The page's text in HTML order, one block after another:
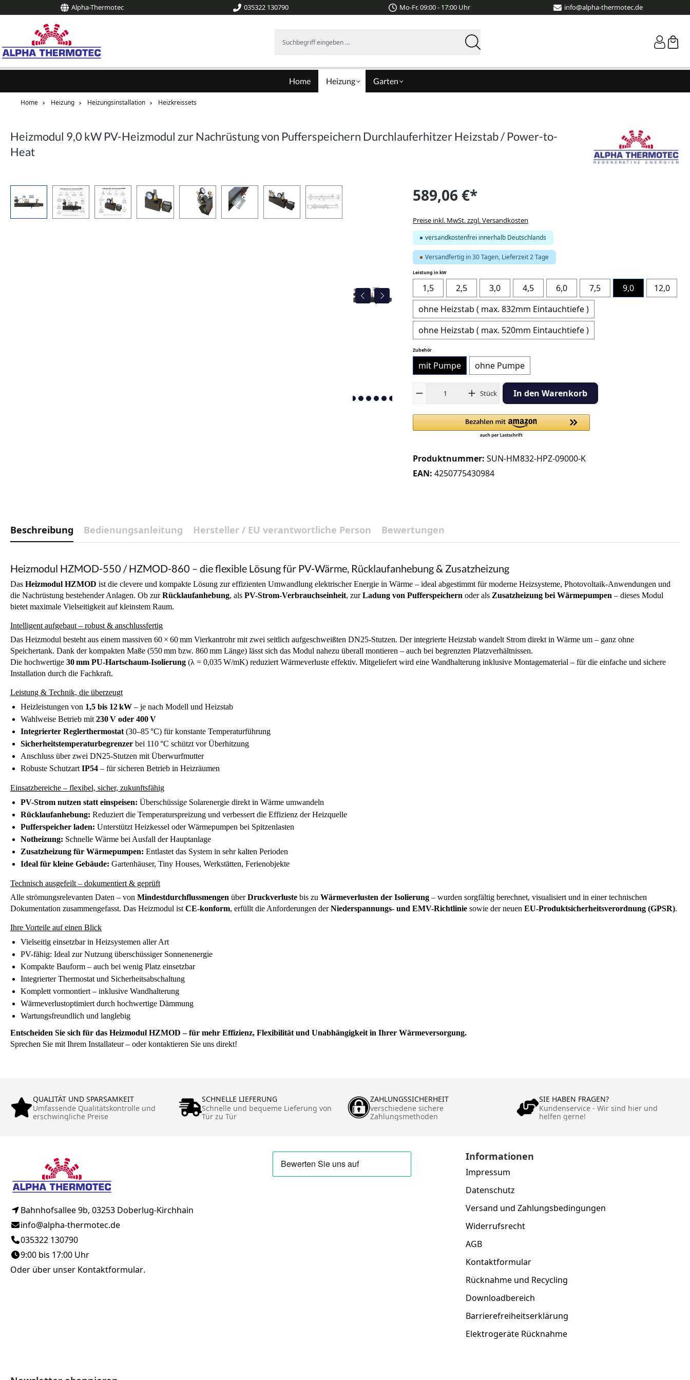
Zur Hauptnavigation springen
Alpha-Thermotec 035322 130790 Mo-Fr. 09:00 - 17:00 Uhr info@alpha-thermotec.de
Home Heizung Garten
Home Heizung Heizungsinstallation Heizkreissets
Heizmodul 9,0 kW PV-Heizmodul zur Nachrüstung von Pufferspeichern Durchlauferhitzer Heizstab / Power-to-
Heat
Bildergalerie überspringen 589,06 €*
Preise inkl. MwSt. zzgl. Versandkosten
versandkostenfrei innerhalb Deutschlands
Versandfertig in 30 Tagen, Lieferzeit 2 Tage
Leistung in kWauswählen
1,5 2,5 3,0 4,5 6,0 7,5 9,0
12,0
ohne Heizstab ( max. 832mm Eintauchtiefe )
ohne Heizstab ( max. 520mm Eintauchtiefe )
Zubehörauswählen
mit Pumpe ohne Pumpe
Produkt Anzahl: Gib den gewünschten Wert ein oder benutze die
Stück In den Warenkorb
Produktnummer: SUN-HM832-HPZ-09000-K
EAN: 4250775430984
Beschreibung Bedienungsanleitung Hersteller / EU verantwortliche Person Bewertungen
Heizmodul HZMOD-550 / HZMOD-860 – die flexible Lösung für PV-Wärme, Rücklaufanhebung & Zusatzheizung
Das Heizmodul HZMOD ist die clevere und kompakte Lösung zur effizienten Umwandlung elektrischer Energie in Wärme – ideal abgestimmt für moderne Heizsysteme, Photovoltaik-Anwendungen und
die Nachrüstung bestehender Anlagen. Ob zurRücklaufanhebung, als PV-Strom-Verbrauchseinheit, zurLadung von Pufferspeichern oder als Zusatzheizung bei Wärmepumpen – dieses Modul
bietet maximale Vielseitigkeit auf kleinstem Raum.
Intelligent aufgebaut – robust & anschlussfertig
Das Heizmodul besteht aus einem massiven 60 × 60 mm Vierkantrohr mit zwei seitlich aufgeschweißten DN25-Stutzen. Der integrierte Heizstab wandelt Strom direkt in Wärme um – ganz ohne
Speichertank. Dank der kompakten Maße (550 mm bzw. 860 mm Länge) lässt sich das Modul nahezu überall montieren – auch bei begrenzten Platzverhältnissen.
Die hochwertige 30 mm PU-Hartschaum-Isolierung (λ = 0,035 W/mK) reduziert Wärmeverluste effektiv. Mitgeliefert wird eine Wandhalterung inklusive Montagematerial – für die einfache und sichere
Installation durch die Fachkraft.
Leistung & Technik, die überzeugt
Heizleistungen von 1,5 bis 12 kW – je nach Modell und Heizstab
Wahlweise Betrieb mit230 V oder 400 V
Integrierter Reglerthermostat(30–85 °C) für konstante Temperaturführung
Sicherheitstemperaturbegrenzer bei 110 °C schützt vor Überhitzung
Anschluss über zwei DN25-Stutzen mit Überwurfmutter
Robuste SchutzartIP54 – für sicheren Betrieb in Heizräumen
Einsatzbereiche – flexibel, sicher, zukunftsfähig
PV-Strom nutzen statt einspeisen: Überschüssige Solarenergie direkt in Wärme umwandeln
Rücklaufanhebung: Reduziert die Temperaturspreizung und verbessert die Effizienz der Heizquelle
Pufferspeicher laden: Unterstützt Heizkessel oder Wärmepumpen bei Spitzenlasten
Notheizung: Schnelle Wärme bei Ausfall der Hauptanlage
Zusatzheizung für Wärmepumpen: Entlastet das System in sehr kalten Perioden
Ideal für kleine Gebäude: Gartenhäuser, Tiny Houses, Werkstätten, Ferienobjekte
Technisch ausgefeilt – dokumentiert & geprüft
Alle strömungsrelevanten Daten – von Mindestdurchflussmengen überDruckverluste bis zu Wärmeverlusten der Isolierung – wurden sorgfältig berechnet, visualisiert und in einer technischen
Dokumentation zusammengefasst. Das Heizmodul istCE-konform, erfüllt die Anforderungen derNiederspannungs- und EMV-Richtlinie sowie der neuen EU-Produktsicherheitsverordnung (GPSR).
Ihre Vorteile auf einen Blick
Vielseitig einsetzbar in Heizsystemen aller Art
PV-fähig: Ideal zur Nutzung überschüssiger Sonnenenergie
Kompakte Bauform – auch bei wenig Platz einsetzbar
Integrierter Thermostat und Sicherheitsabschaltung
Komplett vormontiert – inklusive Wandhalterung
Wärmeverlustoptimiert durch hochwertige Dämmung
Wartungsfreundlich und langlebig
Entscheiden Sie sich für das Heizmodul HZMOD – für mehr Effizienz, Flexibilität und Unabhängigkeit in Ihrer Wärmeversorgung.
Sprechen Sie mit Ihrem Installateur – oder kontaktieren Sie uns direkt!
QUALITÄT UND SPARSAMKEIT
Umfassende Qualitätskontrolle und
erschwingliche Preise
SCHNELLE LIEFERUNG
Schnelle und bequeme Lieferung von
Tür zu Tür
ZAHLUNGSSICHERHEIT
verschiedene sichere
Zahlungsmethoden
SIE HABEN FRAGEN?
Kundenservice - Wir sind hier und
helfen gerne!
Bahnhofsallee 9b, 03253 Doberlug-Kirchhain
info@alpha-thermotec.de
035322 130790
9:00 bis 17:00 Uhr
Oder über unser Kontaktformular.
Informationen
Impressum
Datenschutz
Versand und Zahlungsbedingungen
Widerrufsrecht
AGB
Kontaktformular
Rücknahme und Recycling
Downloadbereich
Barrierefreiheitserklärung
Elektrogeräte Rücknahme